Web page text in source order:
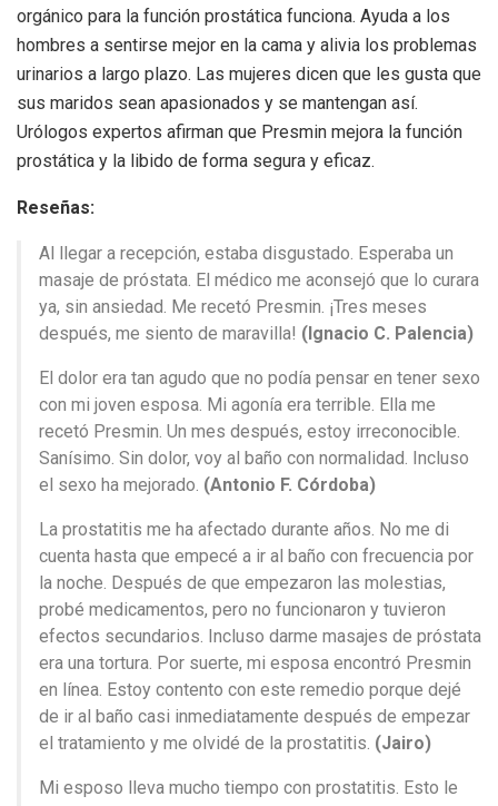
orgánico para la función prostática funciona. Ayuda a los
hombres a sentirse mejor en la cama y alivia los problemas
urinarios a largo plazo. Las mujeres dicen que les gusta que
sus maridos sean apasionados y se mantengan así.
Urólogos expertos afirman que Presmin mejora la función
prostática y la libido de forma segura y eficaz.
Reseñas:
Al llegar a recepción, estaba disgustado. Esperaba un
masaje de próstata. El médico me aconsejó que lo curara
ya, sin ansiedad. Me recetó Presmin. ¡Tres meses
después, me siento de maravilla! (Ignacio C. Palencia)
El dolor era tan agudo que no podía pensar en tener sexo
con mi joven esposa. Mi agonía era terrible. Ella me
recetó Presmin. Un mes después, estoy irreconocible.
Sanísimo. Sin dolor, voy al baño con normalidad. Incluso
el sexo ha mejorado. (Antonio F. Córdoba)
La prostatitis me ha afectado durante años. No me di
cuenta hasta que empecé a ir al baño con frecuencia por
la noche. Después de que empezaron las molestias,
probé medicamentos, pero no funcionaron y tuvieron
efectos secundarios. Incluso darme masajes de próstata
era una tortura. Por suerte, mi esposa encontró Presmin
en línea. Estoy contento con este remedio porque dejé
de ir al baño casi inmediatamente después de empezar
el tratamiento y me olvidé de la prostatitis. (Jairo)
Mi esposo lleva mucho tiempo con prostatitis. Esto le